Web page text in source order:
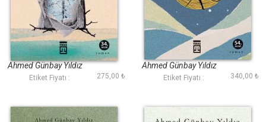
Bir Dünya Yıkıldı
Ahmed Günbay Yıldız
Etiket Fiyatı : 275,00 ₺
Boşluk
Ahmed Günbay Yıldız
Etiket Fiyatı : 340,00 ₺